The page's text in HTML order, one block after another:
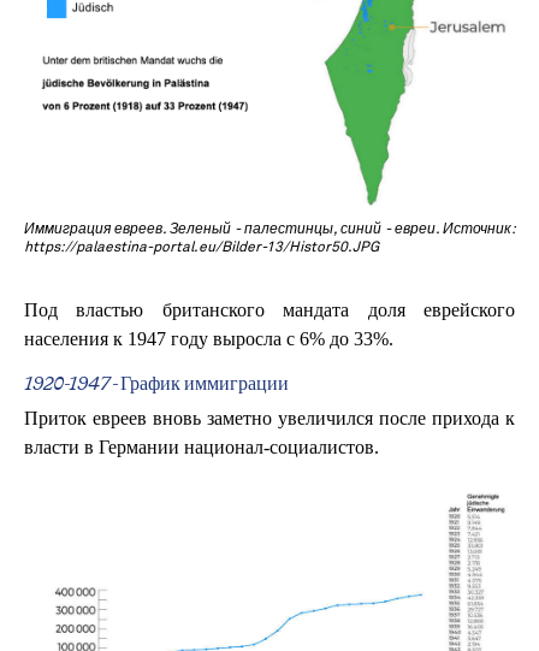
Иммиграция евреев. Зеленый - палестинцы, синий - евреи. Источник:
https://palaestina-portal.eu/Bilder-13/Histor50.JPG
Под властью британского мандата доля еврейского
населения к 1947 году выросла с 6% до 33%.
1920-1947 - График иммиграции
Приток евреев вновь заметно увеличился после прихода к
власти в Германии национал-социалистов.